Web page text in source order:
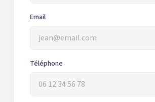
Email
Téléphone